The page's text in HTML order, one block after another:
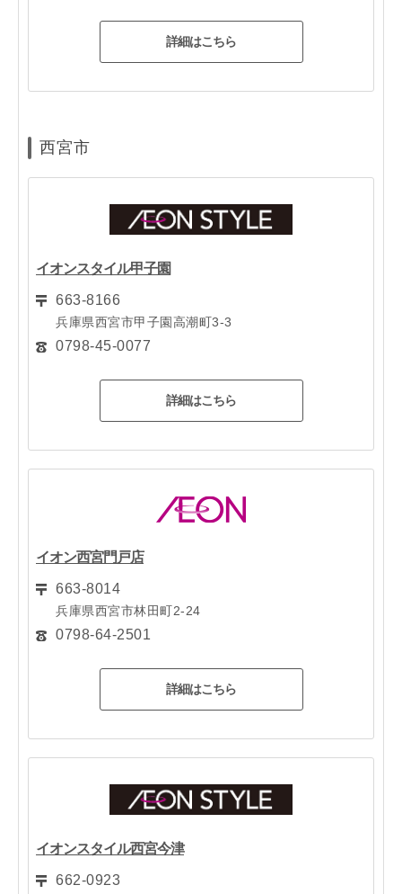
詳細はこちら
西宮市
イオンスタイル甲子園
663-8166
兵庫県西宮市甲子園高潮町3-3
0798-45-0077
詳細はこちら
イオン西宮門戸店
663-8014
兵庫県西宮市林田町2-24
0798-64-2501
詳細はこちら
イオンスタイル西宮今津
662-0923